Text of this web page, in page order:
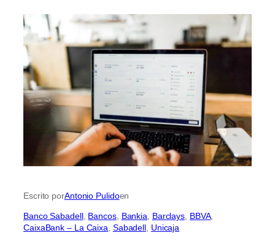
Escrito porAntonio Pulidoen
Banco Sabadell, Bancos, Bankia Barclays BBVA
CaixaBank – La Caixa Sabadell Unicaja